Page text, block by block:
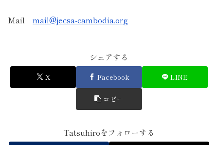
Mail mail@jecsa-cambodia.org
シェアする
X Facebook LINE
コピー
Tatsuhiroをフォローする